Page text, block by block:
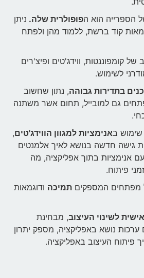
הספרייה הוא הפופולרית שלה. ניתן
קוד ברשת, ללמוד מהן ולפתח
של קומפוננטות, ווידג'טים ופיצ'רים
לשימוש.
בתדירות גבוהה, נתון שחשוב
גם למובייל, תחום אשר משתנה
באנימציות למגוון הווידג'טים,
גישה חדשה בנושא לאיך אלמנטים
אנימציות בתוך אפליקציה, מה
פיתוח.
מפתחים המספקים תמיכה ודוגמאות
לשינוי העיצוב, מבחינת
ערכות נושא באפליקציה, מספק יתרון
פיתוח העיצוב באפליקציה.